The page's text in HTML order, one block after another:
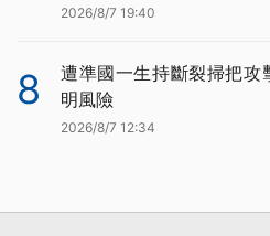
2026/8/7 19:40
8
遭準國一生持斷裂掃把攻
明風險
2026/8/7 12:34